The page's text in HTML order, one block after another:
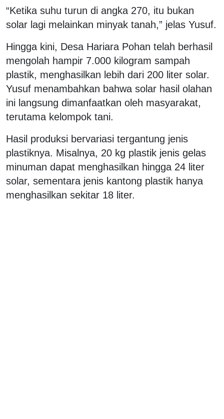
“Ketika suhu turun di angka 270, itu bukan
solar lagi melainkan minyak tanah,” jelas Yusuf.
Hingga kini, Desa Hariara Pohan telah berhasil
mengolah hampir 7.000 kilogram sampah
plastik, menghasilkan lebih dari 200 liter solar.
Yusuf menambahkan bahwa solar hasil olahan
ini langsung dimanfaatkan oleh masyarakat,
terutama kelompok tani.
Hasil produksi bervariasi tergantung jenis
plastiknya. Misalnya, 20 kg plastik jenis gelas
minuman dapat menghasilkan hingga 24 liter
solar, sementara jenis kantong plastik hanya
menghasilkan sekitar 18 liter.